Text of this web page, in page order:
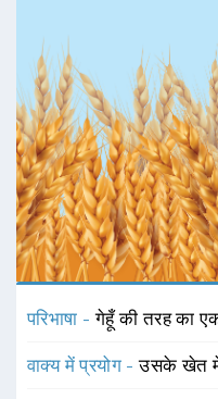
परिभाषा -गेहूँ की तरह का
वाक्य में प्रयोग -उसके खेत में